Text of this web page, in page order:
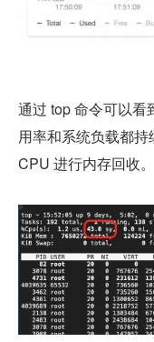
通过 top 命令可以看
用率和系统负载都
CPU 进行内存回收。